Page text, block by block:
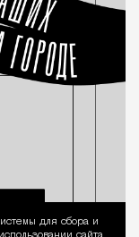
для сбора и